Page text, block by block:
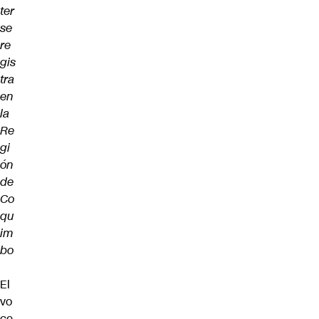
ter
se
re
gis
tra
en
la
Re
gi
ón
de
Co
qu
im
bo
El
vo